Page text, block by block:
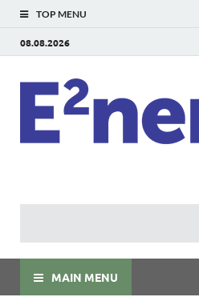
TOP MENU
08.08.2026
MAIN MENU